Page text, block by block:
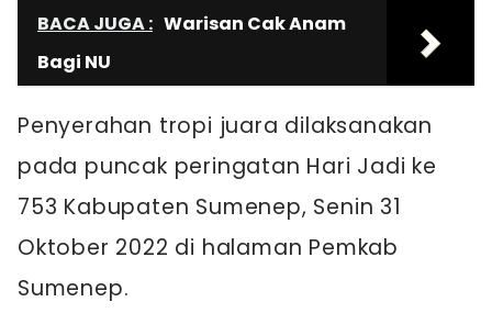
BACA JUGA : Warisan Cak Anam
Bagi NU
Penyerahan tropi juara dilaksanakan
pada puncak peringatan Hari Jadi ke
753 Kabupaten Sumenep, Senin 31
Oktober 2022 di halaman Pemkab
Sumenep.